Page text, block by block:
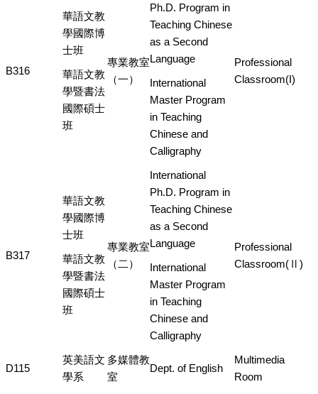
B316
華語文教
學國際博
士班
華語文教
學暨書法
國際碩士
班
專業教室
（一）
Ph.D. Program in
Teaching Chinese
as a Second
Language
International
Master Program
in Teaching
Chinese and
Calligraphy
Professional
Classroom(I)
B317
華語文教
學國際博
士班
華語文教
學暨書法
國際碩士
班
專業教室
（二）
International
Ph.D. Program in
Teaching Chinese
as a Second
Language
International
Master Program
in Teaching
Chinese and
Calligraphy
Professional
Classroom(Ⅱ)
D115
英美語文
學系
多媒體教
室
Dept. of English
Multimedia
Room